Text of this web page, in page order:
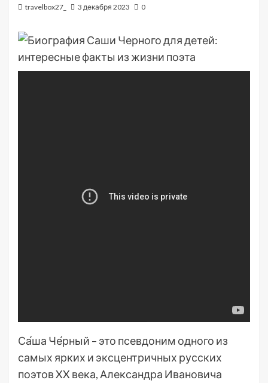
travelbox27_ 3 декабря 2023 0
Са́ша Че́рный – это псевдоним одного из
самых ярких и эксцентричных русских
поэтов XX века, Александра Ивановича